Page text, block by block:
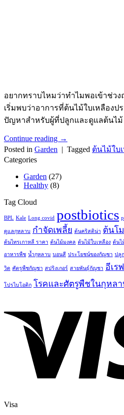
อยากทราบไหมว่าทำไมพอเข้าช่ว
เริ่มพบว่าอาการที่ต้นไม้ใบเหลืองป
ปัญหาสำหรับผู้ที่ปลูกและดูแลต้นไม้
Continue reading →
Posted in Garden | Tagged ต้นไม้ใบ
Categories
Garden (27)
Healthy (8)
Tag Cloud
BPL Kale Long covid postbiotics
ดูแลกุหลาบ กำจัดเพลี้ย ต้นคริสติน่า ต้นโ
ต้นไทรเกาหลี ราคา ต้นไม้มงคล ต้นไม้ใบเหลือง ต้นไ
อาหารพืช น้ำกุหลาบ บอนสี ประโยชน์ของกัญชา ปลู
วิด ศัตรูพืชกัญชา สปริงเกอร์ สายพันธุ์กัญชา อีเรฟ
โปรไบโอติก โรคและศัตรูพืชในกุหลา
Visa